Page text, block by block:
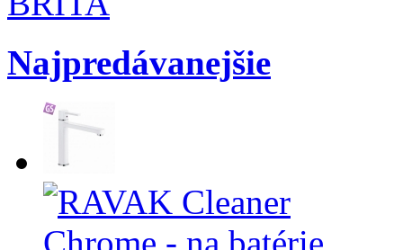
Najpredávanejšie